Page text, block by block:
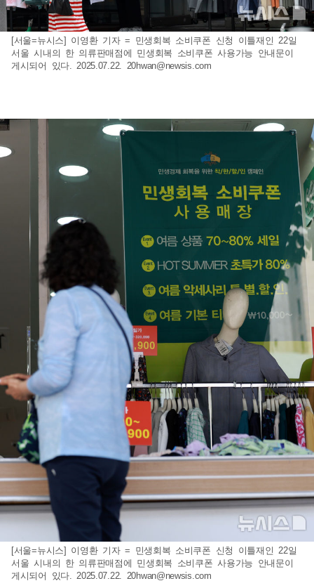
[서울=뉴시스] 이영환 기자 = 민생회복 소비쿠폰 신청 이틀재인 22일
서울 시내의 한 의류판매점에 민생회복 소비쿠폰 사용가능 안내문이
게시되어 있다. 2025.07.22. 20hwan@newsis.com
[서울=뉴시스] 이영환 기자 = 민생회복 소비쿠폰 신청 이틀재인 22일
서울 시내의 한 의류판매점에 민생회복 소비쿠폰 사용가능 안내문이
게시되어 있다. 2025.07.22. 20hwan@newsis.com